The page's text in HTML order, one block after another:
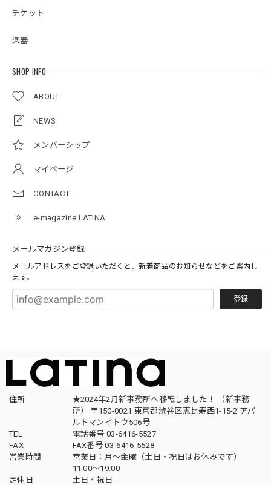
チケット
楽器
SHOP INFO
ABOUT
NEWS
メンバーシップ
マイページ
CONTACT
e-magazine LATINA
メールマガジン登録
メールアドレスをご登録いただくと、新着商品のお知らせなどをご案内し
ます。
登録
住所
★2024年2月新事務所へ移転しました！ （新事務
所） 〒150-0021 東京都渋谷区恵比寿西1-15-2 アパ
ルトマンイトウ506号
TEL
電話番号 03-6416-5527
FAX
FAX番号 03-6416-5528
営業時間
営業日：月〜金曜（土日・祝日はお休みです）
11:00〜19:00
定休日
土日・祝日